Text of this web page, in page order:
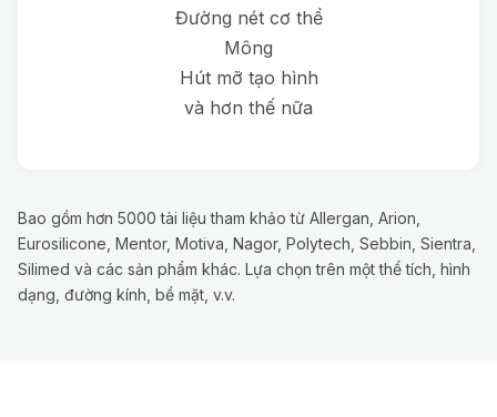
Đường nét cơ thể
Mông
Hút mỡ tạo hình
và hơn thế nữa
Bao gồm hơn 5000 tài liệu tham khảo từ Allergan, Arion,
Eurosilicone, Mentor, Motiva, Nagor, Polytech, Sebbin, Sientra,
Silimed và các sản phẩm khác. Lựa chọn trên một thể tích, hình
dạng, đường kính, bề mặt, v.v.